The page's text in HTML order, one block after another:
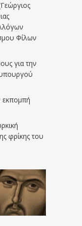
Φίλων
για την
εκπομπή
φρίκης του